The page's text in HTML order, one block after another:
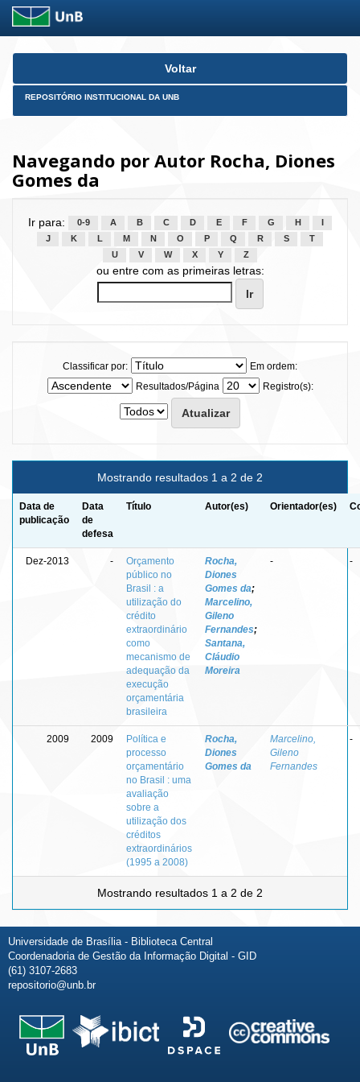
Skip
Voltar
REPOSITÓRIO INSTITUCIONAL DA UNB
Navegando por Autor Rocha, Diones
Gomes da
Ir para: 0-9 A B C D E F G H
J
K L M N O P Q R S
T
U
V W X Y Z
ou entre com as primeiras letras:
Classificar por:
Em ordem:
Resultados/Página
Registro(s):
Mostrando resultados 1 a 2 de 2
Data de
publicação
Data
de
defesa
Título Autor(es) Orientador(es)
Dez-2013 -
Orçamento
público no
Brasil : a
utilização do
crédito
extraordinário
como
mecanismo de
adequação da
execução
orçamentária
brasileira
Rocha,
Diones
Gomes da;
Marcelino,
Gileno
Fernandes;
Santana,
Cláudio
Moreira
- -
2009 2009
Política e
processo
orçamentário
no Brasil : uma
avaliação
sobre a
utilização dos
créditos
extraordinários
(1995 a 2008)
Rocha,
Diones
Gomes da
Marcelino,
Gileno
Fernandes
-
Mostrando resultados 1 a 2 de 2
Universidade de Brasília - Biblioteca Central
Coordenadoria de Gestão da Informação Digital - GID
(61) 3107-2683
repositorio@unb.br